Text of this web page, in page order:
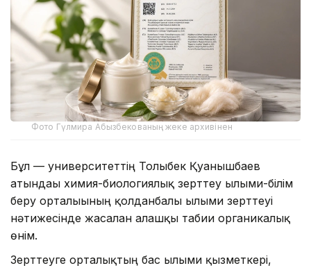
Фото Гүлмира Абызбекованың жеке архивінен
Бұл — университеттің Толыбек Қуанышбаев
атындағы химия-биологиялық зерттеу ғылыми-білім
беру орталығының қолданбалы ғылыми зерттеуі
нәтижесінде жасалған алғашқы табиғи органикалық
өнім.
Зерттеуге орталықтың бас ғылыми қызметкері,